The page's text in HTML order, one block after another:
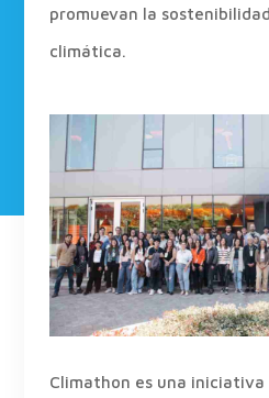
promuevan la
climática.
Climathon es una